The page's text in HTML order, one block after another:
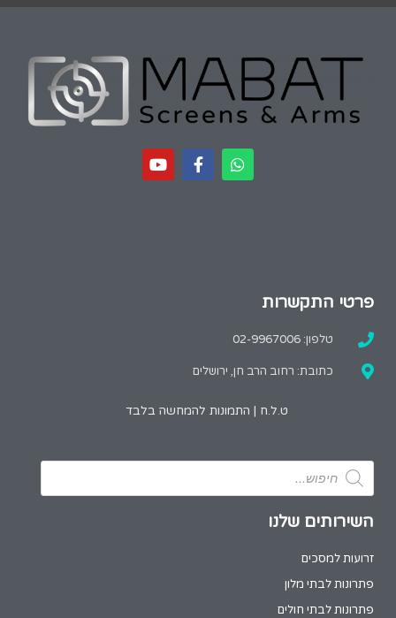
פרטי התקשרות
טלפון: 02-9967006
כתובת: רחוב הרב חן, ירושלים
ט.ל.ח | התמונות להמחשה בלבד
השירותים שלנו
זרועות למסכים
פתרונות לבתי מלון
פתרונות לבתי חולים